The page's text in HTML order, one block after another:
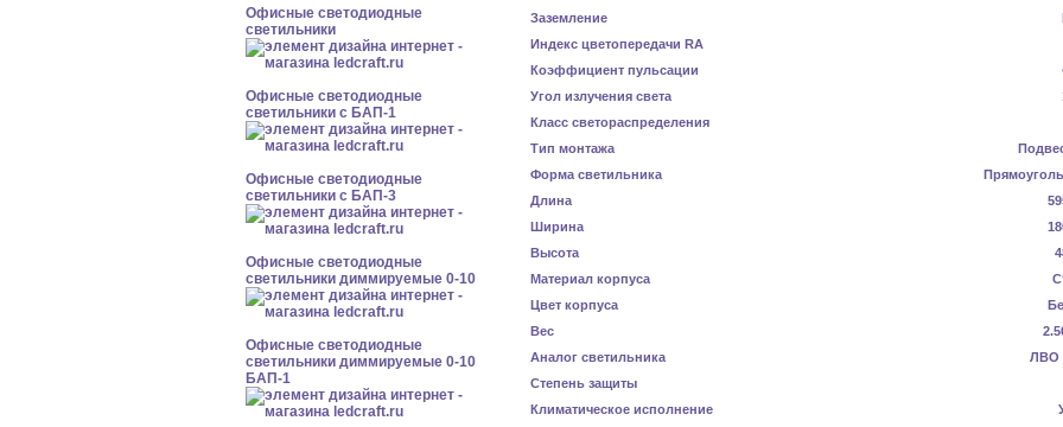
Офисные светодиодные
светильники
Офисные светодиодные
светильники с БАП-1
Офисные светодиодные
светильники с БАП-3
Офисные светодиодные
светильники диммируемые 0-10
Офисные светодиодные
светильники диммируемые 0-10
БАП-1
Заземление
Индекс цветопередачи RA
Коэффициент пульсации
Угол излучения света
Класс светораспределения
Тип монтажа
Форма светильника
Длина
Ширина
Высота
Материал корпуса
Цвет корпуса
Вес
Аналог светильника
ЛВО
Степень защиты
Климатическое исполнение